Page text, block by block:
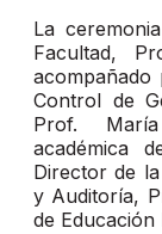
La
Facultad,
Control de
Prof.
académica
Director de
y Auditoría,
de